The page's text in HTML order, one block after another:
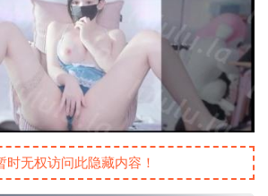
时无权访问此隐藏内容！